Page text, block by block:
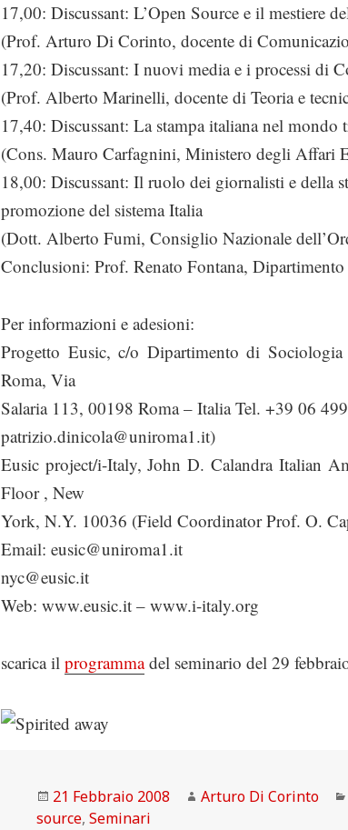
17,00: Discussant: L’Open Source e il mestiere
(Prof. Arturo Di Corinto, docente di
17,20: Discussant: I nuovi media e i processi di
(Prof. Alberto Marinelli, docente di Teoria e
17,40: Discussant: La stampa italiana nel mondo
(Cons. Mauro Carfagnini, Ministero degli Affari
18,00: Discussant: Il ruolo dei giornalisti e della
promozione del sistema Italia
(Dott. Alberto Fumi, Consiglio Nazionale
Conclusioni: Prof. Renato Fontana,
Per informazioni e adesioni:
Progetto Eusic, c/o Dipartimento di
Roma, Via
Salaria 113, 00198 Roma – Italia Tel. +39 06
patrizio.dinicola@uniroma1.it)
Eusic project/i-Italy, John D. Calandra Italian
Floor , New
York, N.Y. 10036 (Field Coordinator Prof. O.
Email: eusic@uniroma1.it
nyc@eusic.it
Web: www.eusic.it – www.i-italy.org
scarica il programmadel seminario del 29
Scritto
il
21 Febbraio 2008 Autore
Arturo Di Corinto
source,Seminari